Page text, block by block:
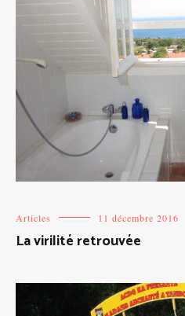
Articles 11 décembre 2016
La virilité retrouvée